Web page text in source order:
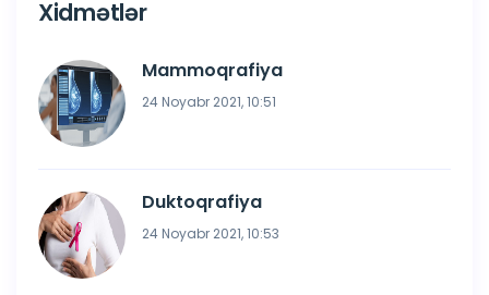
Xidmətlər
Mammoqrafiya
24 Noyabr 2021, 10:51
Duktoqrafiya
24 Noyabr 2021, 10:53